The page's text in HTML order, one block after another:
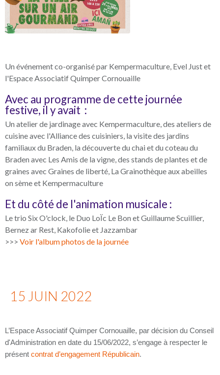
Un événement co-organisé par Kempermaculture, Evel Just et
l'Espace Associatif Quimper Cornouaille
Avec au programme de cette journée
festive, il y avait :
Un atelier de jardinage avec Kempermaculture,des ateliers de
cuisine avec l'Alliance des cuisiniers, la visite des jardins
familiaux du Braden, la découverte du chai et du coteau du
Braden avec Les Amis de la vigne,des stands de plantes et de
graines avec Graines de liberté, La Grainothèque aux abeilles
on sème et Kempermaculture
Et du côté de l'animation musicale :
Le trio Six O'clock, le Duo LoÏc Le Bon et Guillaume Scuillier,
Bernez ar Rest, Kakofolie et Jazzambar
>>> Voir l'album photos de la journée
15 JUIN 2022
L’Espace Associatif Quimper Cornouaille, par décision du Conseil
d'Administration en date du 15/06/2022, s’engage à respecter le
présent contrat d’engagement Républicain.